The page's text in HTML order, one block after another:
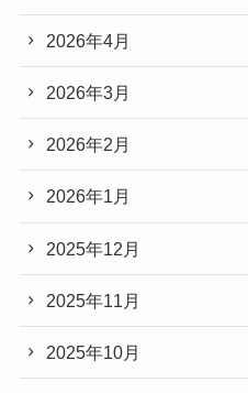
2026年4月
2026年3月
2026年2月
2026年1月
2025年12月
2025年11月
2025年10月